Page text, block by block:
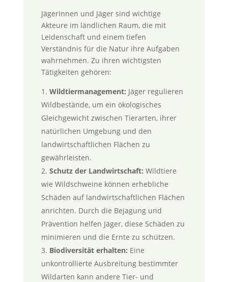
Jägerinnen und Jäger sind wichtige
Akteure im ländlichen Raum, die mit
Leidenschaft und einem tiefen
Verständnis für die Natur ihre Aufgaben
wahrnehmen. Zu ihren wichtigsten
Tätigkeiten gehören:
Wildtiermanagement: Jäger regulieren
Wildbestände, um ein ökologisches
Gleichgewicht zwischen Tierarten, ihrer
natürlichen Umgebung und den
landwirtschaftlichen Flächen zu
gewährleisten.
Schutz der Landwirtschaft: Wildtiere
wie Wildschweine können erhebliche
Schäden auf landwirtschaftlichen Flächen
anrichten. Durch die Bejagung und
Prävention helfen Jäger, diese Schäden zu
minimieren und die Ernte zu schützen.
Biodiversität erhalten: Eine
unkontrollierte Ausbreitung bestimmter
Wildarten kann andere Tier- und